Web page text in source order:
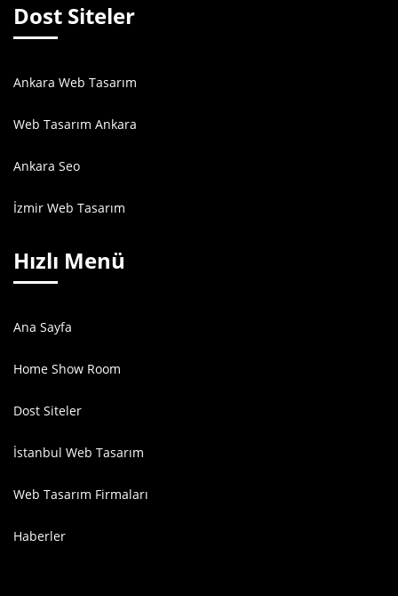
Dost Siteler
Ankara Web Tasarım
Web Tasarım Ankara
Ankara Seo
İzmir Web Tasarım
Hızlı Menü
Ana Sayfa
Home Show Room
Dost Siteler
İstanbul Web Tasarım
Web Tasarım Firmaları
Haberler